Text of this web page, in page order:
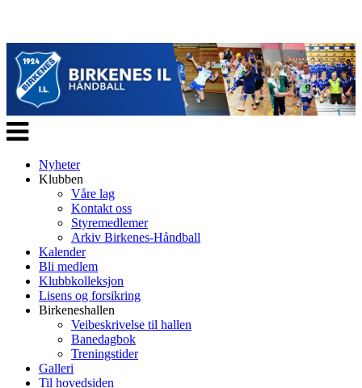
Veksle
navigasjon
Nyheter
Klubben
Våre lag
Kontakt oss
Styremedlemer
Arkiv Birkenes-Håndball
Kalender
Bli medlem
Klubbkolleksjon
Lisens og forsikring
Birkeneshallen
Veibeskrivelse til hallen
Banedagbok
Treningstider
Galleri
Til hovedsiden